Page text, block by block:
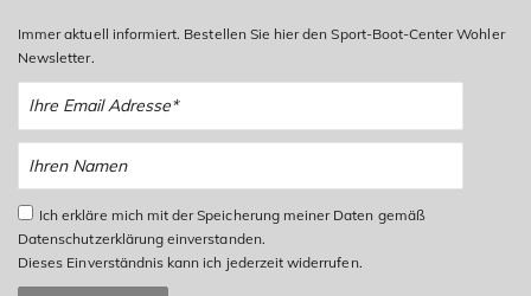
Immer aktuell informiert. Bestellen Sie hier den Sport-Boot-Center Wohler
Newsletter.
Ich erkläre mich mit der Speicherung meiner Daten gemäß
Datenschutzerklärung einverstanden.
Dieses Einverständnis kann ich jederzeit widerrufen.